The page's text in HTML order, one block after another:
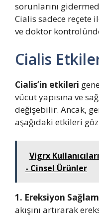
sorunlarını
Cialis sadece reçete
ve doktor
Cialis
Cialis’in etkileri
vücut yapısına ve
değişebilir. Ancak,
aşağıdaki etkileri
Vigrx
- Cinsel Ürünler
1. Ereksiyon
akışını artırarak